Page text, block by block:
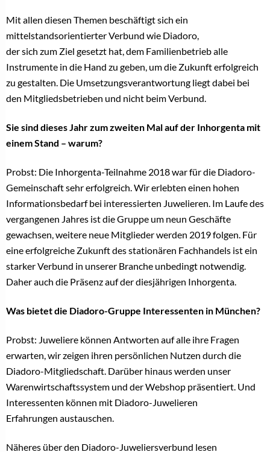
Mit allen diesen Themen beschäftigt sich ein
mittelstandsorientierter Verbund wie Diadoro,
der sich zum Ziel gesetzt hat, dem Familienbetrieb alle
Instrumente in die Hand zu geben, um die Zukunft erfolgreich
zu gestalten. Die Umsetzungsverantwortung liegt dabei bei
den Mitgliedsbetrieben und nicht beim Verbund.
Sie sind dieses Jahr zum zweiten Mal auf der Inhorgenta mit
einem Stand – warum?
Probst: Die Inhorgenta-Teilnahme 2018 war für die Diadoro-
Gemeinschaft sehr erfolgreich. Wir erlebten einen hohen
Informationsbedarf bei interessierten Juwelieren. Im Laufe des
vergangenen Jahres ist die Gruppe um neun Geschäfte
gewachsen, weitere neue Mitglieder werden 2019 folgen. Für
eine erfolgreiche Zukunft des stationären Fachhandels ist ein
starker Verbund in unserer Branche unbedingt notwendig.
Daher auch die Präsenz auf der diesjährigen Inhorgenta.
Was bietet die Diadoro-Gruppe Interessenten in München?
Probst: Juweliere können Antworten auf alle ihre Fragen
erwarten, wir zeigen ihren persönlichen Nutzen durch die
Diadoro-Mitgliedschaft. Darüber hinaus werden unser
Warenwirtschaftssystem und der Webshop präsentiert. Und
Interessenten können mit Diadoro-Juwelieren
Erfahrungen austauschen.
Näheres über den Diadoro-Juweliersverbund lesen